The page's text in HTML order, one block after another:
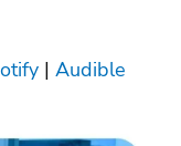
| Audible